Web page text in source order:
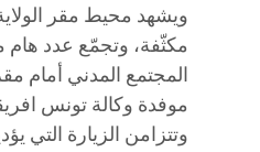
ويشهد محيط مقر
مكثّفة، وتجمّع عدد
المجتمع المدني أمام
موفدة وكالة تونس
وتتزامن الزيارة التي